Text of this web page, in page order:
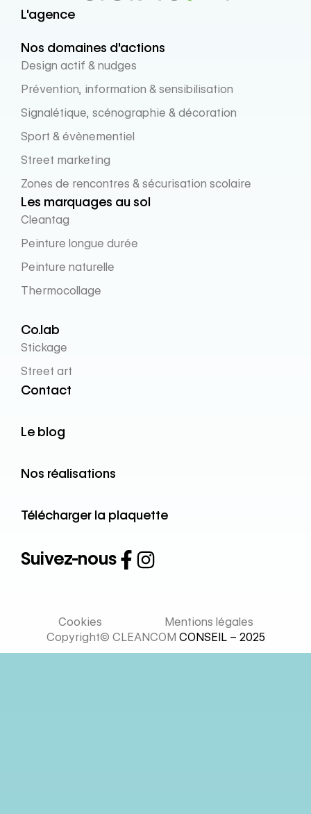
L'agence
Nos domaines d'actions
Design actif & nudges
Prévention, information & sensibilisation
Signalétique, scénographie & décoration
Sport & évènementiel
Street marketing
Zones de rencontres & sécurisation scolaire
Les marquages au sol
Cleantag
Peinture longue durée
Peinture naturelle
Thermocollage
Co.lab
Stickage
Street art
Contact
Le blog
Nos réalisations
Télécharger la plaquette
Suivez-nous
Cookies
Mentions légales
Copyright© CLEANCOM CONSEIL – 2025